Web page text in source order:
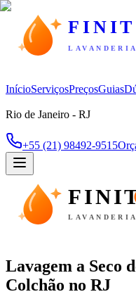
FINIT
InícioServiçosPreçosGuias
Rio de Janeiro - RJ
+55 (21) 98492-9515
Lavagem a Seco
Colchão no RJ